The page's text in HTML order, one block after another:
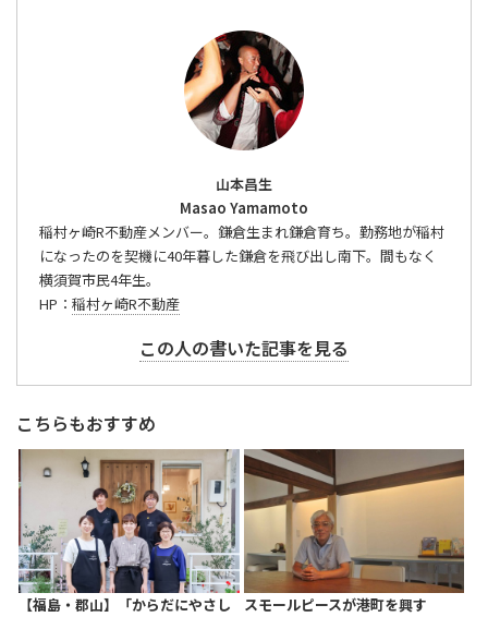
山本昌生
Masao Yamamoto
稲村ヶ崎R不動産メンバー。鎌倉生まれ鎌倉育ち。勤務地が稲村
になったのを契機に40年暮した鎌倉を飛び出し南下。間もなく
横須賀市民4年生。
HP： 稲村ヶ崎R不動産
この人の書いた記事を見る
こちらもおすすめ
【福島・郡山】「からだにやさし
スモールピースが港町を興す